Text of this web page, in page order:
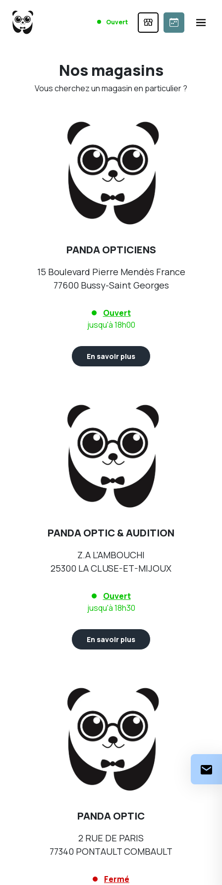
Ouvert
Nos magasins
Vous cherchez un magasin en particulier ?
PANDA OPTICIENS
15 Boulevard Pierre Mendès France
77600 Bussy-Saint Georges
Ouvert
jusqu'à 18h00
En savoir plus
PANDA OPTIC & AUDITION
Z.A L'AMBOUCHI
25300 LA CLUSE-ET-MIJOUX
Ouvert
jusqu'à 18h30
En savoir plus
PANDA OPTIC
2 RUE DE PARIS
77340 PONTAULT COMBAULT
Fermé